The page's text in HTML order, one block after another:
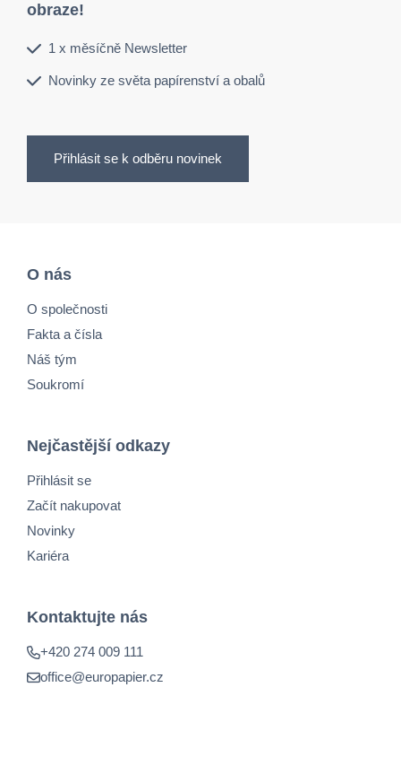
obraze!
1 x měsíčně Newsletter
Novinky ze světa papírenství a obalů
Přihlásit se k odběru novinek
O nás
O společnosti
Fakta a čísla
Náš tým
Soukromí
Nejčastější odkazy
Přihlásit se
Začít nakupovat
Novinky
Kariéra
Kontaktujte nás
+420 274 009 111
office@europapier.cz